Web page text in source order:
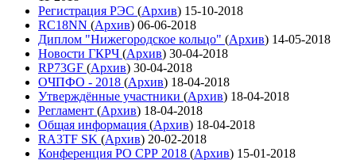
Регистрация РЭС (Архив) 15-10-2018
RC18NN (Архив) 06-06-2018
Диплом "Нижегородское кольцо" (Архив) 14-05-2018
Новости ГКРЧ (Архив) 30-04-2018
RP73GF (Архив) 30-04-2018
ОЧПФО - 2018 (Архив) 18-04-2018
Утверждённые участники (Архив) 18-04-2018
Регламент (Архив) 18-04-2018
Общая информация (Архив) 18-04-2018
RA3TF SK (Архив) 20-02-2018
Конференция РО СРР 2018 (Архив) 15-01-2018